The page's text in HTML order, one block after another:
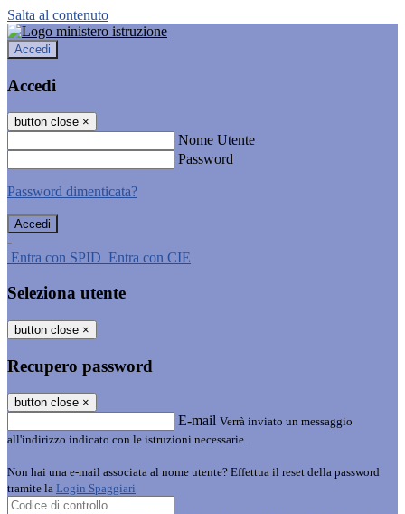
Salta al contenuto
Accedi
Accedi
button close ×
Nome Utente
Password
Password dimenticata?
-
Entra con SPID Entra con CIE
Seleziona utente
button close ×
Recupero password
button close ×
E-mail Verrà inviato un messaggio
all'indirizzo indicato con le istruzioni necessarie.
Non hai una e-mail associata al nome utente? Effettua il reset della password
tramite la Login Spaggiari